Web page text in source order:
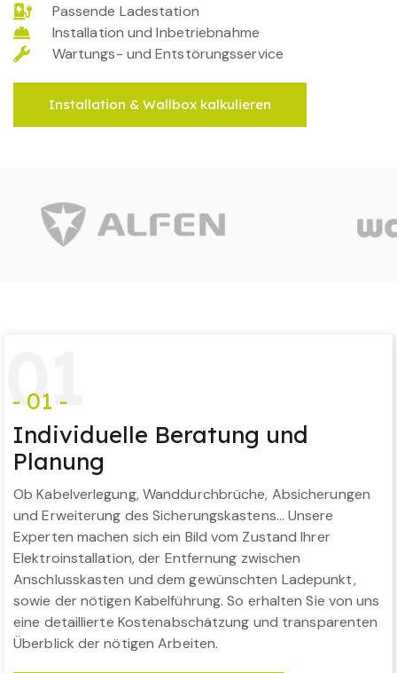
Passende Ladestation
Installation und Inbetriebnahme
Wartungs- und Entstörungsservice
Installation & Wallbox kalkulieren
01
- 01 -
Individuelle Beratung und
Planung
Ob Kabelverlegung, Wanddurchbrüche, Absicherungen
und Erweiterung des Sicherungskastens… Unsere
Experten machen sich ein Bild vom Zustand Ihrer
Elektroinstallation, der Entfernung zwischen
Anschlusskasten und dem gewünschten Ladepunkt,
sowie der nötigen Kabelführung. So erhalten Sie von uns
eine detaillierte Kostenabschätzung und transparenten
Überblick der nötigen Arbeiten.